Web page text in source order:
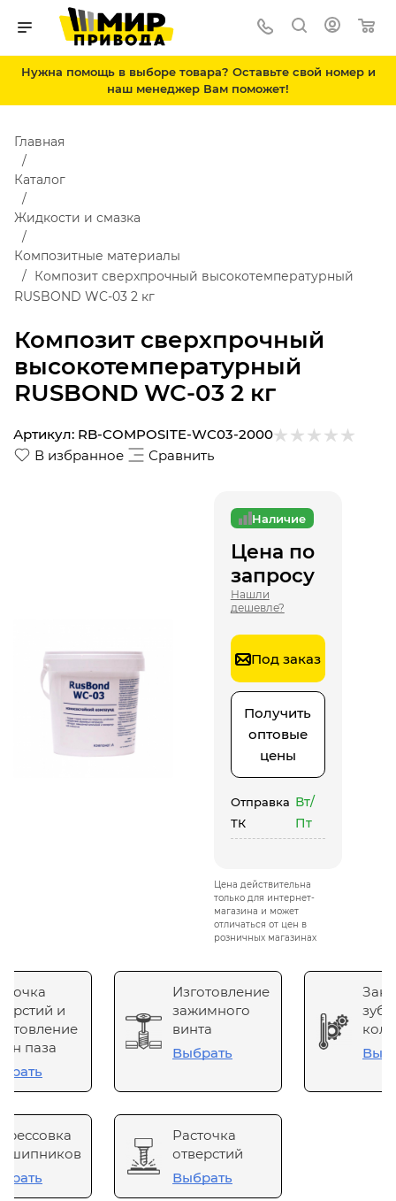
Нужна помощь в выборе товара? Оставьте свой номер и
наш менеджер Вам поможет!
Композит сверхпрочный
высокотемпературный
RUSBOND WC-03 2 кг
Главная
Каталог
Жидкости и смазка
Композитные материалы
Композит сверхпрочный высокотемпературный
RUSBOND WC-03 2 кг
В избранное Сравнить
Артикул: RB-COMPOSITE-WC03-2000
Наличие
Цена по
запросу
Нашли
дешевле?
Под заказ
Получить
оптовые
цены
Отправка
ТК
Вт/
Пт
Цена действительна
только для интернет-
магазина и может
отличаться от цен в
розничных магазинах
и
паза
Изготовление
зажимного
винта
Выбрать
Расточка
отверстий
Выбрать